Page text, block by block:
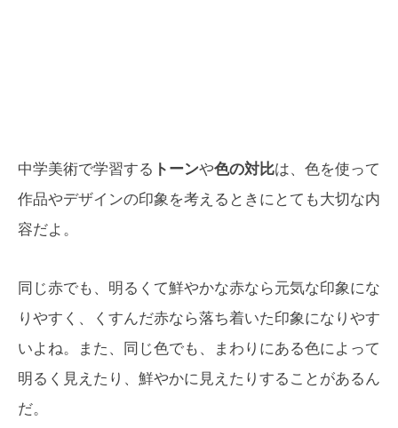
中学美術で学習する トーンや色の対比は、色を使って
作品やデザインの印象を考えるときにとても大切な内
容だよ。
同じ赤でも、明るくて鮮やかな赤なら元気な印象にな
りやすく、くすんだ赤なら落ち着いた印象になりやす
いよね。また、同じ色でも、まわりにある色によって
明るく見えたり、鮮やかに見えたりすることがあるん
だ。